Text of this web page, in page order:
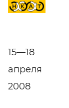
15—18
апреля
2008